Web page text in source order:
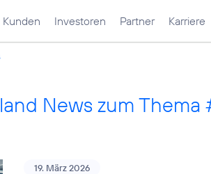
Kunden Investoren Partner Karriere
News zum
19. März 2026